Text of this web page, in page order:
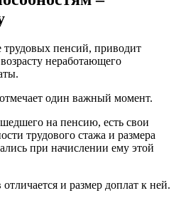
пенсий, приводит
неработающего
один важный момент.
на пенсию, есть свои
трудового стажа и размера
при начислении ему этой
и размер доплат к ней.